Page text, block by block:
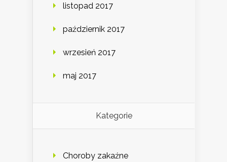
listopad 2017
październik 2017
wrzesień 2017
maj 2017
Kategorie
Choroby zakaźne